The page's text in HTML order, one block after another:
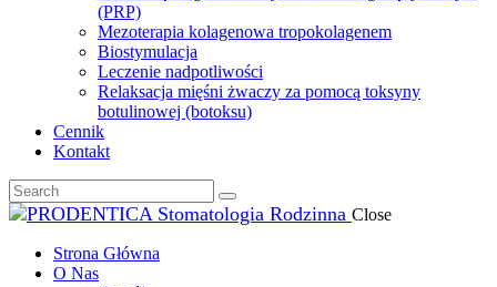
(PRP)
Mezoterapia kolagenowa tropokolagenem
Biostymulacja
Leczenie nadpotliwości
Relaksacja mięśni żwaczy za pomocą toksyny
botulinowej (botoksu)
Cennik
Kontakt
Close
Strona Główna
O Nas